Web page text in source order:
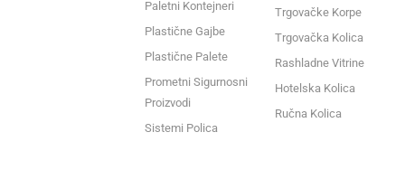
Paletni Kontejneri
Plastične Gajbe
Plastične Palete
Prometni Sigurnosni
Proizvodi
Sistemi Polica
Trgovačke Korpe
Trgovačka Kolica
Rashladne Vitrine
Hotelska Kolica
Ručna Kolica